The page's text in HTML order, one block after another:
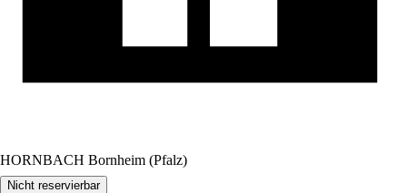
HORNBACH Bornheim (Pfalz)
Nicht reservierbar